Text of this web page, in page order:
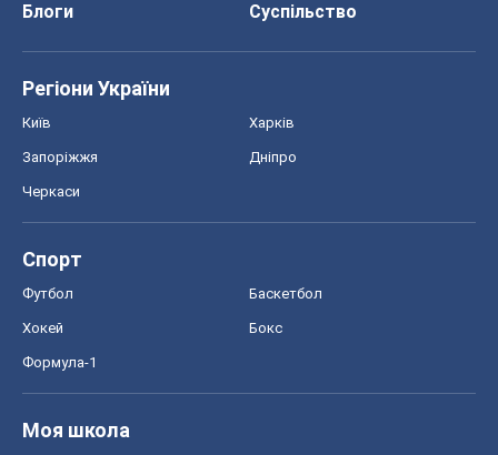
Блоги
Суспільство
Регіони України
Київ Харків
Запоріжжя Дніпро
Черкаси
Спорт
Футбол Баскетбол
Хокей Бокс
Формула-1
Моя школа